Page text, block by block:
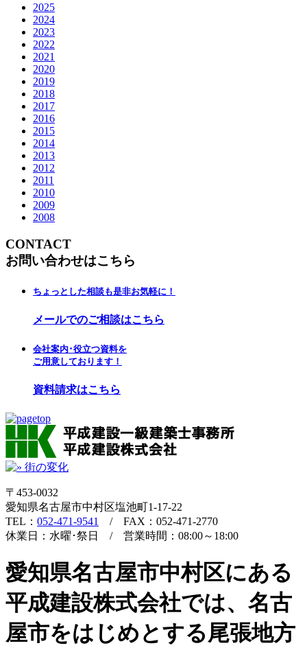
2025
2024
2023
2022
2021
2020
2019
2018
2017
2016
2015
2014
2013
2012
2011
2010
2009
2008
CONTACT
お問い合わせはこちら
ちょっとした相談も是非お気軽に！
メールでのご相談はこちら
会社案内･役立つ資料を
ご用意しております！
資料請求はこちら
〒453-0032
愛知県名古屋市中村区塩池町1-17-22
TEL： 052-471-9541
/ FAX：052-471-2770
休業日：水曜･祭日 / 営業時間：08:00～18:00
愛知県名古屋市中村区にある
平成建設株式会社では、名古
屋市をはじめとする尾張地方